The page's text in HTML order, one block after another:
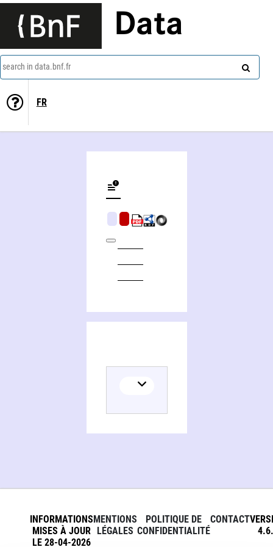
Data
search in data.bnf.fr
FR
INFORMATIONS
MISES À JOUR
LE 28-04-2026
MENTIONS
LÉGALES
POLITIQUE DE
CONFIDENTIALITÉ
CONTACT